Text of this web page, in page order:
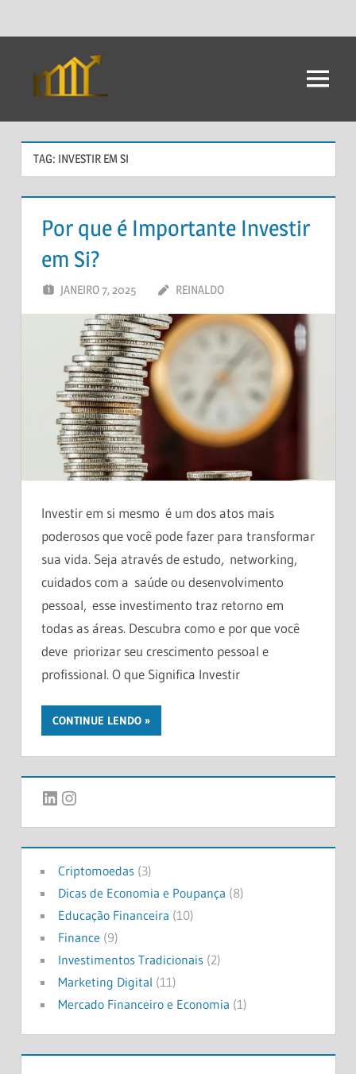
Dicas
Para
Investimento
Menu
TAG: INVESTIR EM SI
Por que é Importante Investir
em Si?
JANEIRO 7, 2025 REINALDO
Investir em si mesmo é um dos atos mais
poderosos que você pode fazer para transformar
sua vida. Seja através de estudo, networking,
cuidados com a saúde ou desenvolvimento
pessoal, esse investimento traz retorno em
todas as áreas. Descubra como e por que você
deve priorizar seu crescimento pessoal e
profissional. O que Significa Investir
CONTINUE LENDO
LinkedIn
Instagram
Criptomoedas(3)
Dicas de Economia e Poupança (8)
Educação Financeira (10)
Finance (9)
Investimentos Tradicionais(2)
Marketing Digital (11)
Mercado Financeiro e Economia (1)